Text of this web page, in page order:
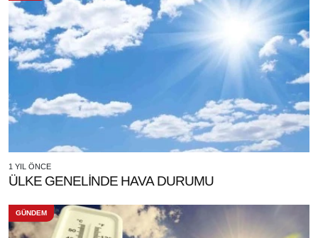
1 YIL ÖNCE
ÜLKE GENELİNDE HAVA DURUMU
GÜNDEM